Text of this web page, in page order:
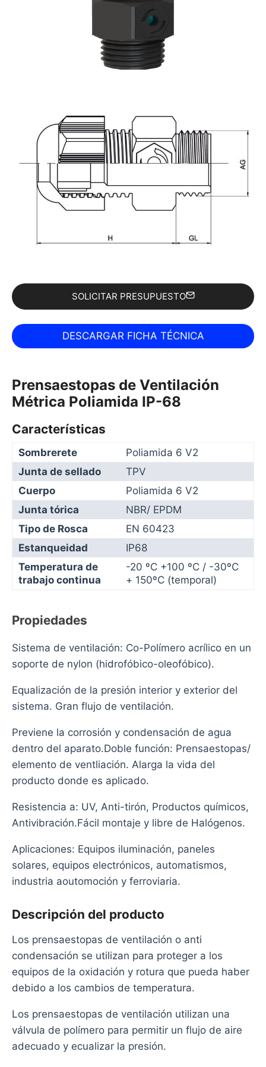
SOLICITAR PRESUPUESTO
Prensaestopas de Ventilación
Métrica Poliamida IP-68
Características
Sombrerete
Poliamida 6 V2
Junta de sellado
TPV
Cuerpo
Poliamida 6 V2
Junta tórica
NBR/ EPDM
Tipo de Rosca
EN 60423
Estanqueidad
IP68
Temperatura de
trabajo continua
-20 ºC +100 ºC / -30ºC
+ 150ºC (temporal)
Propiedades
Sistema de ventilación: Co-Polímero acrílico en un
soporte de nylon (hidrofóbico-oleofóbico).
Equalización de la presión interior y exterior del
sistema. Gran flujo de ventilación.
Previene la corrosión y condensación de agua
dentro del aparato.Doble función: Prensaestopas/
elemento de ventliación. Alarga la vida del
producto donde es aplicado.
Resistencia a: UV, Anti-tirón, Productos químicos,
Antivibración.Fácil montaje y libre de Halógenos.
Aplicaciones: Equipos iluminación, paneles
solares, equipos electrónicos, automatismos,
industria aoutomoción y ferroviaria.
Descripción del producto
Los prensaestopas de ventilación o anti
condensación se utilizan para proteger a los
equipos de la oxidación y rotura que pueda haber
debido a los cambios de temperatura.
Los prensaestopas de ventilación utilizan una
válvula de polímero para permitir un flujo de aire
adecuado y ecualizar la presión.